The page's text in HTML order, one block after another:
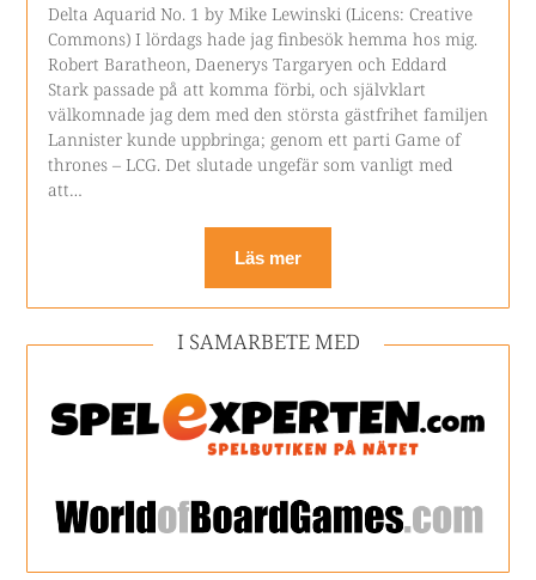
Delta Aquarid No. 1 by Mike Lewinski (Licens: Creative
Commons) I lördags hade jag finbesök hemma hos mig.
Robert Baratheon, Daenerys Targaryen och Eddard
Stark passade på att komma förbi, och självklart
välkomnade jag dem med den största gästfrihet familjen
Lannister kunde uppbringa; genom ett parti Game of
thrones – LCG. Det slutade ungefär som vanligt med
att…
Läs mer
I SAMARBETE MED